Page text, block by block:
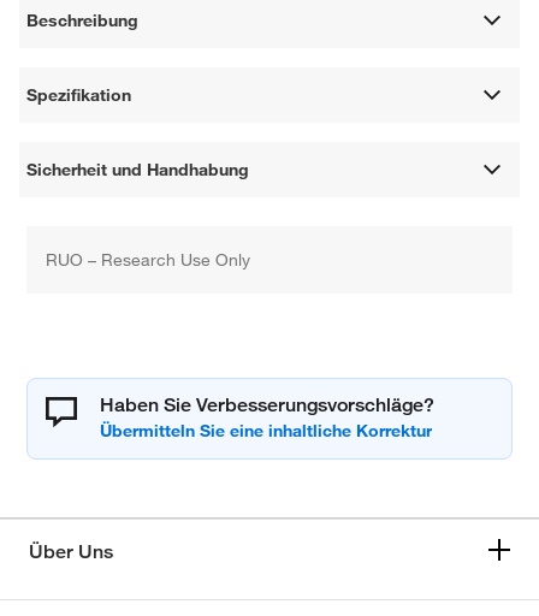
Beschreibung
Spezifikation
Sicherheit und Handhabung
RUO – Research Use Only
Haben Sie Verbesserungsvorschläge?
Über Uns